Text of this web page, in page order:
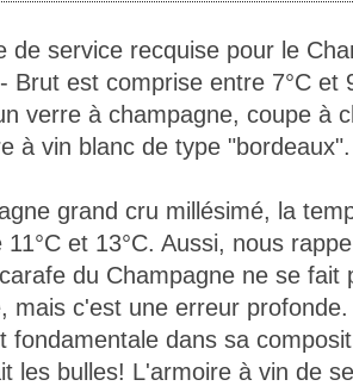
de service recquise pour le
Brut est comprise entre 7°C et
verre à champagne, coupe à
à vin blanc de type "bordeaux".
grand cru millésimé, la
et 13°C. Aussi, nous
du Champagne ne se
mais c'est une erreur
fondamentale dans sa
les bulles! L'armoire à vin de